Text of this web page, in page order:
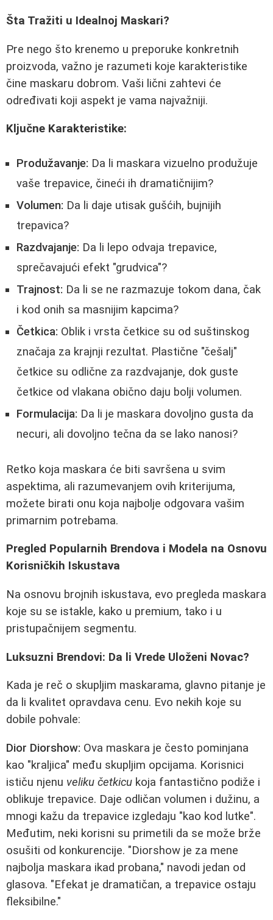
Šta Tražiti u Idealnoj Maskari?
Pre nego što krenemo u preporuke konkretnih
proizvoda, važno je razumeti koje karakteristike
čine maskaru dobrom. Vaši lični zahtevi će
određivati koji aspekt je vama najvažniji.
Ključne Karakteristike:
Produžavanje: Da li maskara vizuelno produžuje
vaše trepavice, čineći ih dramatičnijim?
Volumen: Da li daje utisak gušćih, bujnijih
trepavica?
Razdvajanje: Da li lepo odvaja trepavice,
sprečavajući efekt "grudvica"?
Trajnost: Da li se ne razmazuje tokom dana, čak
i kod onih sa masnijim kapcima?
Četkica: Oblik i vrsta četkice su od suštinskog
značaja za krajnji rezultat. Plastične "češalj"
četkice su odlične za razdvajanje, dok guste
četkice od vlakana obično daju bolji volumen.
Formulacija: Da li je maskara dovoljno gusta da
necuri, ali dovoljno tečna da se lako nanosi?
Retko koja maskara će biti savršena u svim
aspektima, ali razumevanjem ovih kriterijuma,
možete birati onu koja najbolje odgovara vašim
primarnim potrebama.
Pregled Popularnih Brendova i Modela na Osnovu
Korisničkih Iskustava
Na osnovu brojnih iskustava, evo pregleda maskara
koje su se istakle, kako u premium, tako i u
pristupačnijem segmentu.
Luksuzni Brendovi: Da li Vrede Uloženi Novac?
Kada je reč o skupljim maskarama, glavno pitanje je
da li kvalitet opravdava cenu. Evo nekih koje su
dobile pohvale:
Dior Diorshow: Ova maskara je često pominjana
kao "kraljica" među skupljim opcijama. Korisnici
ističu njenu veliku četkicu koja fantastično podiže i
oblikuje trepavice. Daje odličan volumen i dužinu, a
mnogi kažu da trepavice izgledaju "kao kod lutke".
Međutim, neki korisni su primetili da se može brže
osušiti od konkurencije. "Diorshow je za mene
najbolja maskara ikad probana," navodi jedan od
glasova. "Efekat je dramatičan, a trepavice ostaju
fleksibilne."